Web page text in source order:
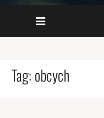
Tag:obcych